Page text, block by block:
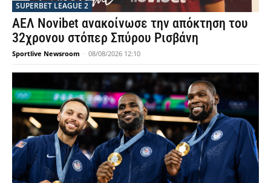
SUPERBET LEAGUE 2
ΑΕΛ Novibet ανακοίνωσε την απόκτηση του
32χρονου στόπερ Σπύρου Ρισβάνη
Sportlive Newsroom - 08/08/2026 12:10